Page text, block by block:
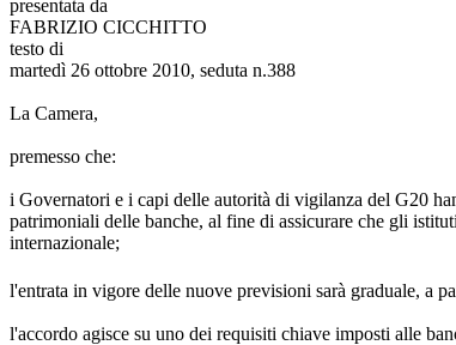
presentata da
FABRIZIO CICCHITTO
testo di
martedì 26 ottobre 2010, seduta n.388
La Camera,
premesso che:
i Governatori e i capi delle autorità di vigilanza del G20
patrimoniali delle banche, al fine di assicurare che gli
internazionale;
l'entrata in vigore delle nuove previsioni sarà graduale, a
l'accordo agisce su uno dei requisiti chiave imposti alle